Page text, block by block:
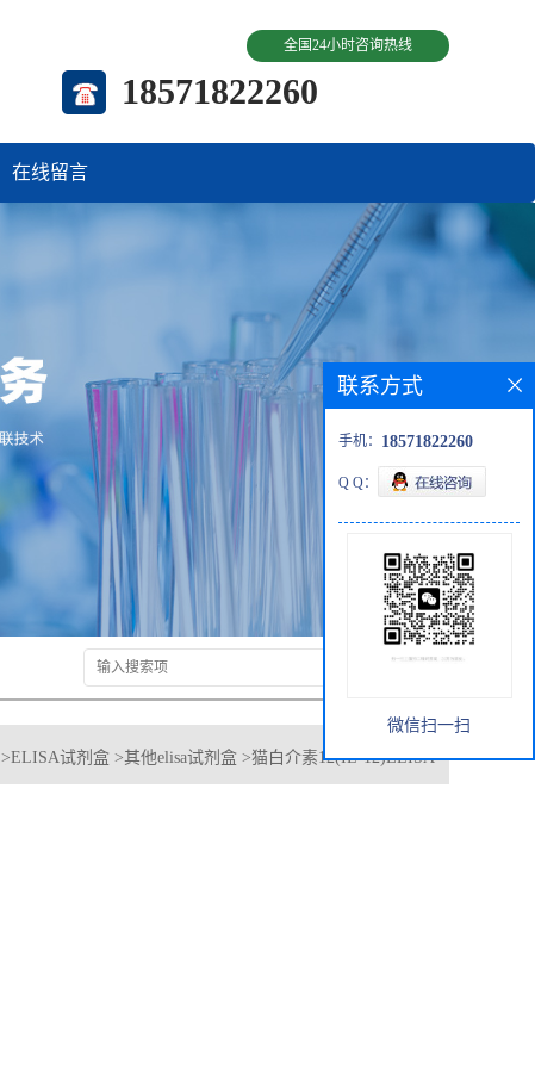
全国24小时咨询热线
18571822260
在线留言
>ELISA试剂盒 >其他elisa试剂盒 >猫白介素12(IL-12)ELISA
联系方式
手机： 18571822260
Q Q：
微信扫一扫